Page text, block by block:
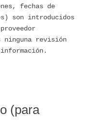
fechas de
son introducidos
ninguna revisión
(para